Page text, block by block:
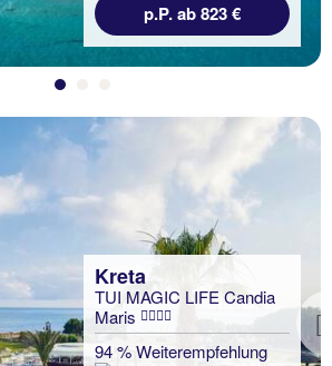
p.P. ab 823 €
Kreta
TUI MAGIC LIFE Candia
Maris
94 % Weiterempfehlung